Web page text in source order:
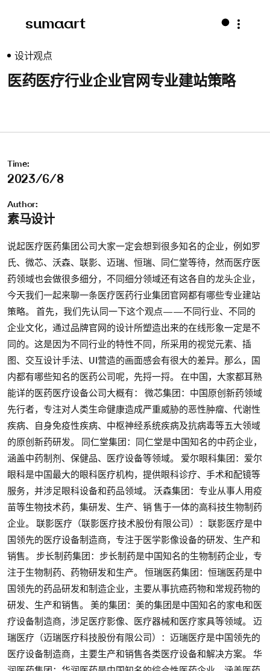
sumaart
设计观点
医药医疗行业企业官网专业建站策略
Time:
2023/6/8
Author:
素马设计
说起医疗医药集团公司大家一定会想到很多知名的企业，例如罗
氏、微芯、沃森、联影、迈瑞、恒瑞、同仁堂等待，然而医疗医
药领域也会做很多细分，不同细分领域还有这各自的龙头企业，
今天我们一起来聊一条医疗医药行业集团官网都有哪些专业建站
策略。 首先，我们先认同一下这个观点——不同行业、不同的
企业文化，通过品牌官网的设计所塑造出来的在线形象一定是不
同的。这是因为不同行业的特性不同，所采用的视觉元素、插
图、交互设计手法、UI营造的画面感会有很大的差异。那么，国
内都有哪些知名的医药公司呢，先捋一捋。 在中国，大家都耳熟
能详的医药医疗设备公司大概有： 微芯集团：中国原创新药领域
先行者，专注对人类生命健康造成严重威胁的恶性肿瘤、代谢性
疾病、自身免疫性疾病、中枢神经系统疾病及抗病毒等五大领域
的原创新药研发。 同仁堂集团：同仁堂是中国知名的中药企业，
涵盖中药制剂、保健品、医疗设备等领域。 爱尔眼科集团：爱尔
眼科是中国最大的眼科医疗机构，提供眼科诊疗、手术和配镜等
服务，并涉足眼科设备和药品领域。 沃森集团：专业从事人用疫
苗等生物技术药，集研发、生产、销 售于一体的高科技生物制药
企业。 联影医疗（联影医疗技术股份有限公司）：联影医疗是中
国领先的医疗设备制造商，专注于医学影像设备的研发、生产和
销售。 步长制药集团：步长制药是中国知名的生物制药企业，专
注于生物制药、药物研发和生产。 恒瑞医药集团：恒瑞医药是中
国领先的药品研发和制造企业，主要从事抗癌药物和常规药物的
研发、生产和销售。 美的集团：美的集团是中国知名的家电和医
疗设备制造商，涉足医疗影像、医疗器械和医疗家具等领域。 迈
瑞医疗（迈瑞医疗科技股份有限公司）：迈瑞医疗是中国领先的
医疗设备制造商，主要生产和销售各类医疗设备和解决方案。 华